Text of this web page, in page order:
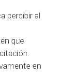
percibir al
que
en